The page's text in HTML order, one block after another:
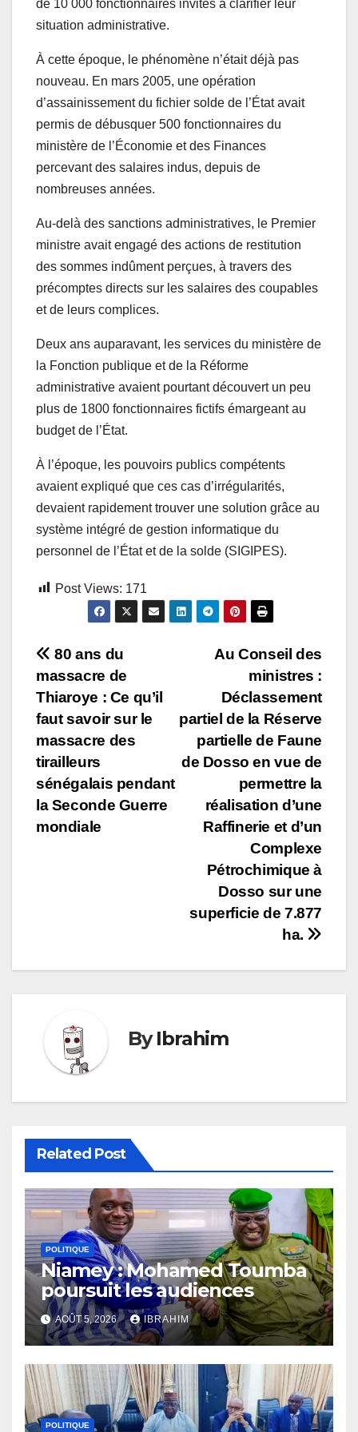
de 10 000 fonctionnaires invités à clarifier leur
situation administrative.
À cette époque, le phénomène n’était déjà pas
nouveau. En mars 2005, une opération
d’assainissement du fichier solde de l’État avait
permis de débusquer 500 fonctionnaires du
ministère de l’Économie et des Finances
percevant des salaires indus, depuis de
nombreuses années.
Au-delà des sanctions administratives, le Premier
ministre avait engagé des actions de restitution
des sommes indûment perçues, à travers des
précomptes directs sur les salaires des coupables
et de leurs complices.
Deux ans auparavant, les services du ministère de
la Fonction publique et de la Réforme
administrative avaient pourtant découvert un peu
plus de 1800 fonctionnaires fictifs émargeant au
budget de l’État.
À l’époque, les pouvoirs publics compétents
avaient expliqué que ces cas d’irrégularités,
devaient rapidement trouver une solution grâce au
système intégré de gestion informatique du
personnel de l’État et de la solde (SIGIPES).
Post Views: 171
Navigation
de
l’article
Au Conseil des
ministres :
Déclassement
partiel de la Réserve
partielle de Faune
de Dosso en vue de
permettre la
réalisation d’une
Raffinerie et d’un
Complexe
Pétrochimique à
Dosso sur une
superficie de 7.877
ha.
80 ans du
massacre de
Thiaroye : Ce qu’il
faut savoir sur le
massacre des
tirailleurs
sénégalais pendant
la Seconde Guerre
mondiale
ByIbrahim
Related Post
POLITIQUE
Niamey : Mohamed Toumba
poursuit les audiences
AOÛT 5, 2026 IBRAHIM
POLITIQUE